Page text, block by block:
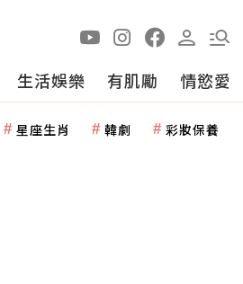
生活娛樂 有肌勵 情慾愛
星座生肖 韓劇 彩妝保養